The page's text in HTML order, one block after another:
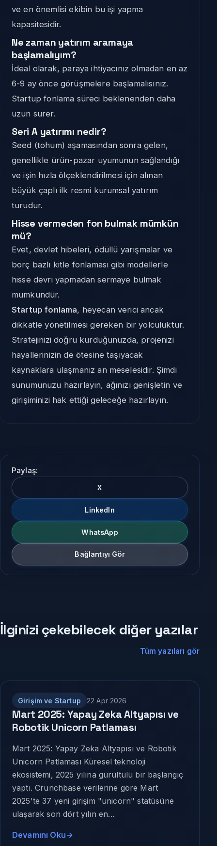
ve en önemlisi ekibin bu işi yapma
kapasitesidir.
Ne zaman yatırım aramaya
başlamalıyım?
İdeal olarak, paraya ihtiyacınız olmadan en az
6-9 ay önce görüşmelere başlamalısınız.
Startup fonlama süreci beklenenden daha
uzun sürer.
Seri A yatırımı nedir?
Seed (tohum) aşamasından sonra gelen,
genellikle ürün-pazar uyumunun sağlandığı
ve işin hızla ölçeklendirilmesi için alınan
büyük çaplı ilk resmi kurumsal yatırım
turudur.
Hisse vermeden fon bulmak mümkün
mü?
Evet, devlet hibeleri, ödüllü yarışmalar ve
borç bazlı kitle fonlaması gibi modellerle
hisse devri yapmadan sermaye bulmak
mümkündür.
Startup fonlama, heyecan verici ancak
dikkatle yönetilmesi gereken bir yolculuktur.
Stratejinizi doğru kurduğunuzda, projenizi
hayallerinizin de ötesine taşıyacak
kaynaklara ulaşmanız an meselesidir. Şimdi
sunumunuzu hazırlayın, ağınızı genişletin ve
girişiminizi hak ettiği geleceğe hazırlayın.
Paylaş:
X
LinkedIn
WhatsApp
Bağlantıyı Gör
İlginizi çekebilecek diğer yazılar
Tüm yazıları gör
Girişim ve Startup 22 Apr 2026
Mart 2025: Yapay Zeka Altyapısı ve
Robotik Unicorn Patlaması
Mart 2025: Yapay Zeka Altyapısı ve Robotik
Unicorn Patlaması Küresel teknoloji
ekosistemi, 2025 yılına gürültülü bir başlangıç
yaptı. Crunchbase verilerine göre Mart
2025'te 37 yeni girişim "unicorn" statüsüne
ulaşarak son dört yılın en…
Devamını Oku